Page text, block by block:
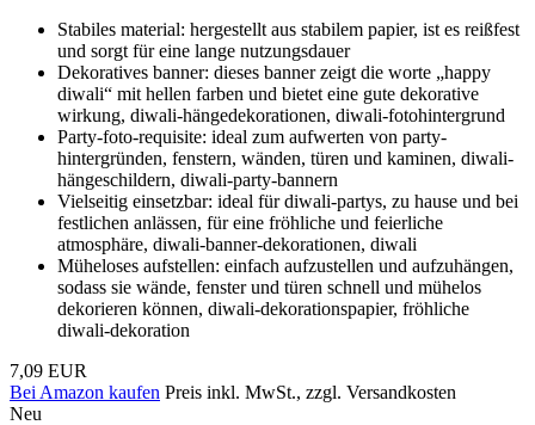
Stabiles material: hergestellt aus stabilem papier, ist es reißfest
und sorgt für eine lange nutzungsdauer
Dekoratives banner: dieses banner zeigt die worte „happy
diwali“ mit hellen farben und bietet eine gute dekorative
wirkung, diwali-hängedekorationen, diwali-fotohintergrund
Party-foto-requisite: ideal zum aufwerten von party-
hintergründen, fenstern, wänden, türen und kaminen, diwali-
hängeschildern, diwali-party-bannern
Vielseitig einsetzbar: ideal für diwali-partys, zu hause und bei
festlichen anlässen, für eine fröhliche und feierliche
atmosphäre, diwali-banner-dekorationen, diwali
Müheloses aufstellen: einfach aufzustellen und aufzuhängen,
sodass sie wände, fenster und türen schnell und mühelos
dekorieren können, diwali-dekorationspapier, fröhliche
diwali-dekoration
7,09 EUR
Bei Amazon kaufen Preis inkl. MwSt., zzgl. Versandkosten
Neu